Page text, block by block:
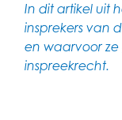
In dit artikel uit
insprekers van
en waarvoor
inspreekrecht.